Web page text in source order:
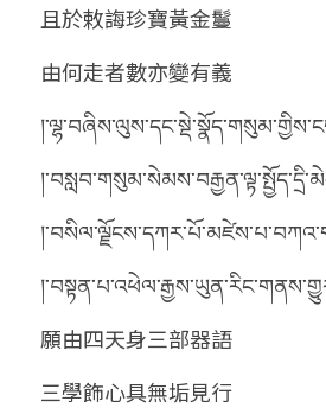
且於敕誨珍寶黃金鬘
由何走者數亦變有義
願由四天身三部器語
三學飾心具無垢見行